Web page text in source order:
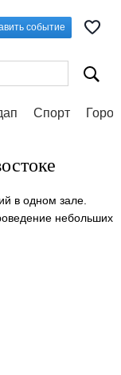
событие
Спорт
в одном зале.
небольших